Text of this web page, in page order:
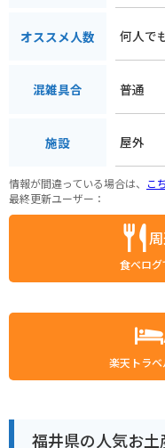
オススメ人数 何人で
混雑具合 普通
施設 屋外
情報が間違っている場合は、 こ
最終更新ユーザー：
食べログ
楽天トラベ
福井県の人気お土